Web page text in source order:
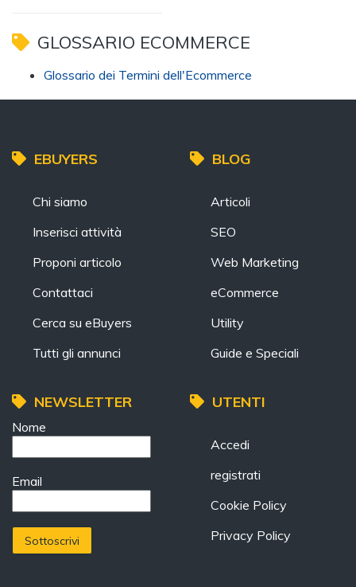
GLOSSARIO ECOMMERCE
Glossario dei Termini dell'Ecommerce
EBUYERS
Chi siamo
Inserisci attività
Proponi articolo
Contattaci
Cerca su eBuyers
Tutti gli annunci
BLOG
Articoli
SEO
Web Marketing
eCommerce
Utility
Guide e Speciali
NEWSLETTER
Nome
Email
UTENTI
Accedi
registrati
Cookie Policy
Privacy Policy